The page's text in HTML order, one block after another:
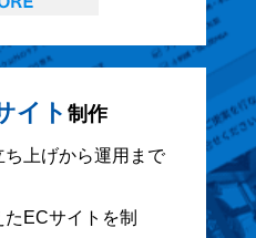
イト 制作
上げから運用まで
ECサイトを制